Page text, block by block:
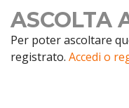
ASCOLTA
Per poter ascoltare
registrato. Accedi o